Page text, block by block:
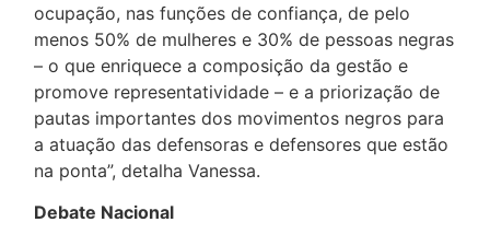
ocupação, nas funções de confiança, de pelo
menos 50% de mulheres e 30% de pessoas negras
– o que enriquece a composição da gestão e
promove representatividade – e a priorização de
pautas importantes dos movimentos negros para
a atuação das defensoras e defensores que estão
na ponta”, detalha Vanessa.
Debate Nacional